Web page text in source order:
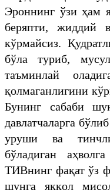
Эроннинг ўзи ҳам
беряпти, жиддий
кўрмайсиз.
бўла туриб,
таъминлай
қолмаганлигини
Бунинг сабаби
давлатчаларга
уруши ва
бўладиган
ТИВнинг фақат ўз
шунга яққол